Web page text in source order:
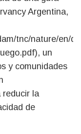
Argentina,
tnc/nature/en/
un
y comunidades
reducir la
de